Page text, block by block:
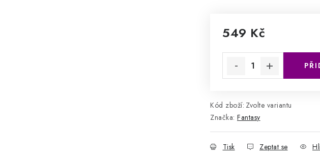
549 Kč
Kód zboží: Zvolte variantu
Značka: Fantasy
Tisk Zeptat se